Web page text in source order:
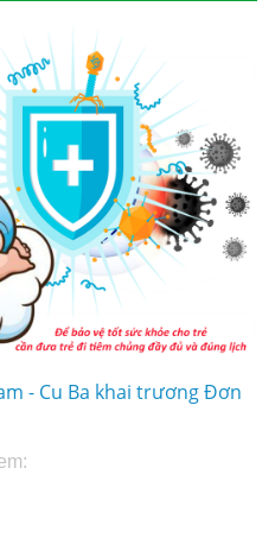
- Cu Ba khai trương Đơn